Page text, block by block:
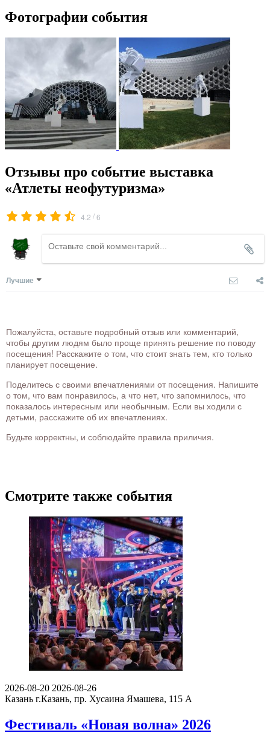
Фотографии события
Отзывы про событие выставка
«Атлеты неофутуризма»
4.2 /6
Лучшие
Пожалуйста, оставьте подробный отзыв или комментарий,
чтобы другим людям было проще принять решение по поводу
посещения! Расскажите о том, что стоит знать тем, кто только
планирует посещение.
Поделитесь с своими впечатлениями от посещения. Напишите
о том, что вам понравилось, а что нет, что запомнилось, что
показалось интересным или необычным. Если вы ходили с
детьми, расскажите об их впечатлениях.
Будьте корректны, и соблюдайте правила приличия.
Смотрите также события
2026-08-20 2026-08-26
Казань г.Казань, пр. Хусаина Ямашева, 115 A
Фестиваль «Новая волна» 2026